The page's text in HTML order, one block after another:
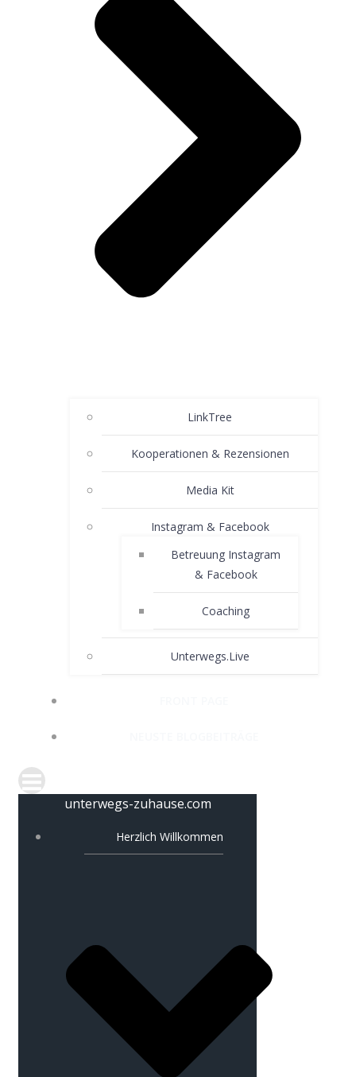
LinkTree
Kooperationen & Rezensionen
Media Kit
Instagram & Facebook
Betreuung Instagram
& Facebook
Coaching
Unterwegs.Live
unterwegs-zuhause.com
Herzlich Willkommen